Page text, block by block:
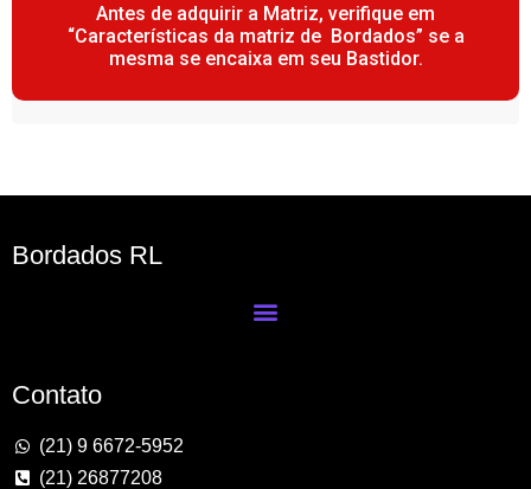
Antes de adquirir a Matriz, verifique em
“Características da matriz de Bordados” se a
mesma se encaixa em seu Bastidor.
Bordados RL
Contato
(21) 9 6672-5952
(21) 26877208